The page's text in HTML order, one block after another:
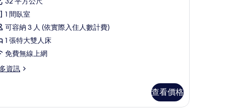
論)
1 間臥室
可容納 3 人 (依實際入住人數計費)
1 張特大雙人床
免費無線上網
資訊
查看價格